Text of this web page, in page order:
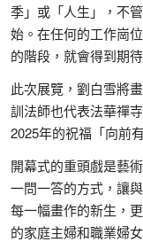
季」或「人生」，不
始。在任何的工作崗
的階段，就會得到期
此次展覽，劉白雪將
訓法師也代表法華禪
2025年的祝福「向前
開幕式的重頭戲是藝
一問一答的方式，讓
每一幅畫作的新生，
的家庭主婦和職業婦